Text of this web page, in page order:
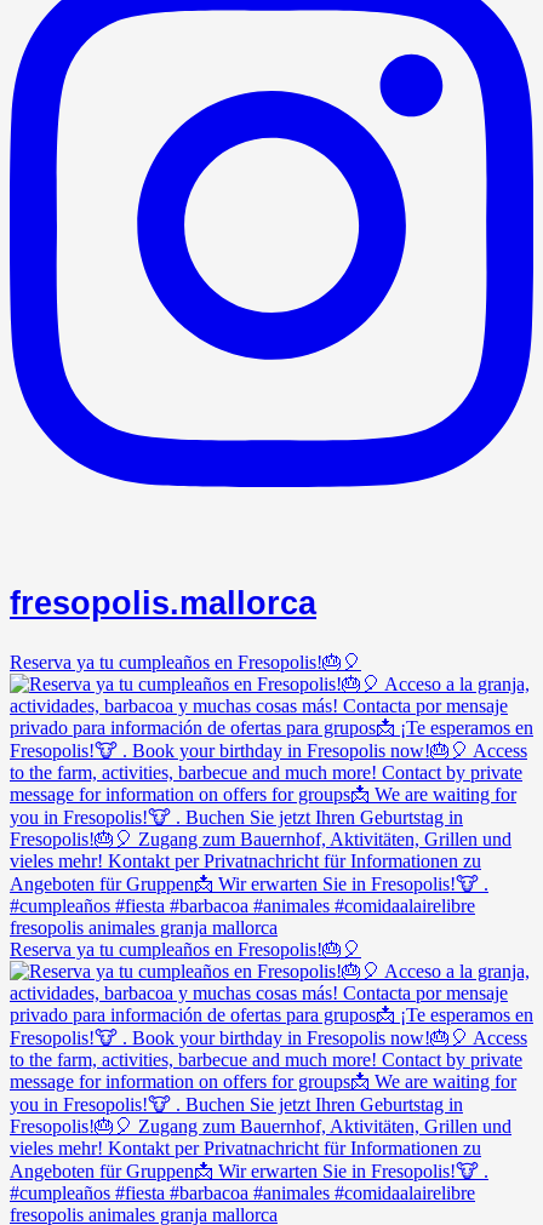
fresopolis.mallorca
Reserva ya tu cumpleaños en Fresopolis!🎂🎈
Reserva ya tu cumpleaños en Fresopolis!🎂🎈